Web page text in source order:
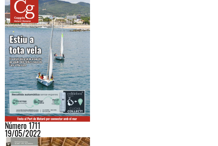
Número 1711
19/05/2022